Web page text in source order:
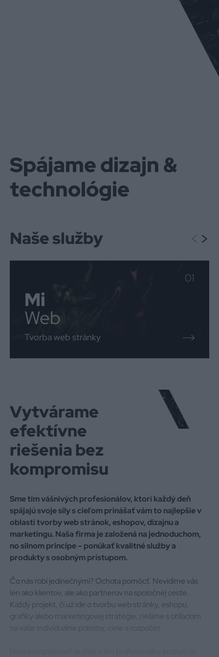
Spájame dizajn &
technológie
Spájame dizajn &
technológie
za nás hovoria výsledky
+320%
nárastobjednávok
Klient
SAGANSPORT
MI Design
\ \
Naše služby >
01
Mi
Web
Tvorba web stránky
Vytvárame
efektívne
riešenia bez
kompromisu
Sme tím vášnivých profesionálov, ktorí každý deň
spájajú svoje sily s cieľom prinášať vám to najlepšie v
oblasti tvorby web stránok, eshopov, dizajnu a
marketingu. Naša firma je založená na jednoduchom,
no silnom princípe – ponúkať kvalitné služby a
produkty s osobným prístupom.
Čo nás robí jedinečnými? Ochota pomôcť. Nevidíme vás
len ako klientov, ale ako partnerov na spoločnej ceste.
Každý projekt, či už ide o tvorbu web stránky, eshopu,
grafiky alebo marketingovej stratégie, riešime s ohľadom
na vaše individuálne potreby, ciele a rozpočet.